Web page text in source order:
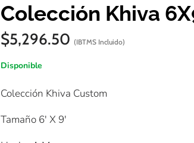
Colección Khiva
$5,296.50 (IBTMS Incluido)
Disponible
Colección Khiva Custom
Tamaño 6′ X 9′